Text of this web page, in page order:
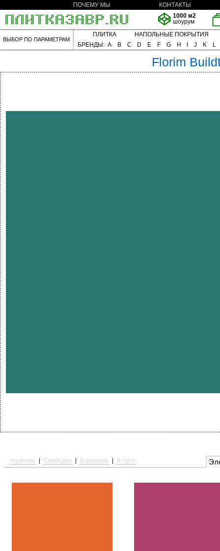
ПОЧЕМУ МЫ
КОНТАКТЫ
1000 м2
шоурум
ВЫБОР ПО ПАРАМЕТРАМ
ПЛИТКА
НАПОЛЬНЫЕ ПОКРЫТИЯ
БРЕНДЫ: A B C D E F G H J K L
Florim
Наличие Свободно В резерве В пути